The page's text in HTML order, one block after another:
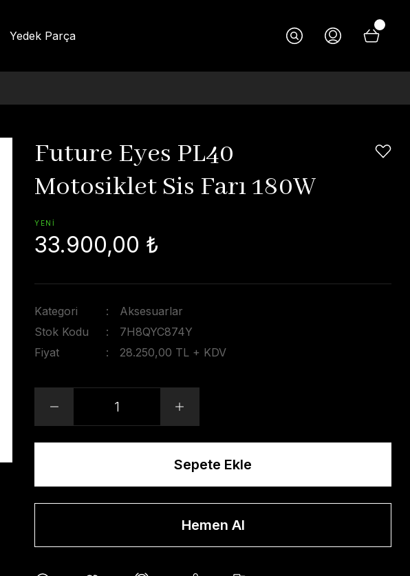
Yedek Parça
Future Eyes PL40
Motosiklet Sis Farı 180W
YENİ
33.900,00 ₺
Kategori
Aksesuarlar
Stok Kodu
7H8QYC874Y
Fiyat
28.250,00 TL + KDV
Sepete Ekle
Hemen Al